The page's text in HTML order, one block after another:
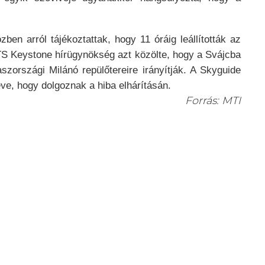
arról tájékoztattak, hogy 11 óráig leállították az
Keystone hírügynökség azt közölte, hogy a Svájcba
Milánó repülőtereire irányítják. A Skyguide
hogy dolgoznak a hiba elhárításán.
Forrás: MTI